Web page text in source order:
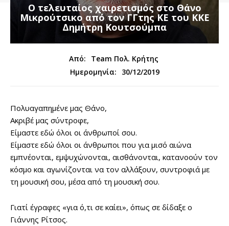
Ο τελευταίος χαιρετισμός στο Θάνο
Μικρούτσικο από τον ΓΓτης ΚΕ του ΚΚΕ
Δημήτρη Κουτσούμπα
Από:
Team Πολ. Κρήτης
Ημερομηνία:
30/12/2019
Πολυαγαπημένε μας Θάνο,
Ακριβέ μας σύντροφε,
Είμαστε εδώ όλοι οι άνθρωποί σου.
Είμαστε εδώ όλοι οι άνθρωποι που για μισό αιώνα
εμπνέονται, εμψυχώνονται, αισθάνονται, κατανοούν τον
κόσμο και αγωνίζονται να τον αλλάξουν, συντροφιά με
τη μουσική σου, μέσα από τη μουσική σου.
Γιατί έγραφες «για ό,τι σε καίει», όπως σε δίδαξε ο
Γιάννης Ρίτσος.